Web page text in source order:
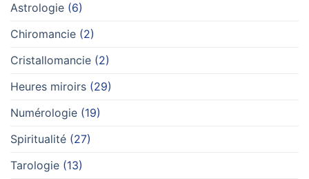
Astrologie (6)
Chiromancie (2)
Cristallomancie (2)
Heures miroirs (29)
Numérologie (19)
Spiritualité (27)
Tarologie (13)